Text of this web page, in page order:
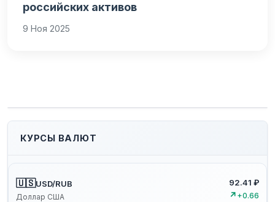
российских активов
9 Ноя 2025
КУРСЫ ВАЛЮТ
🇺🇸USD/RUB
Доллар США
92.41 ₽
↗ +0.66